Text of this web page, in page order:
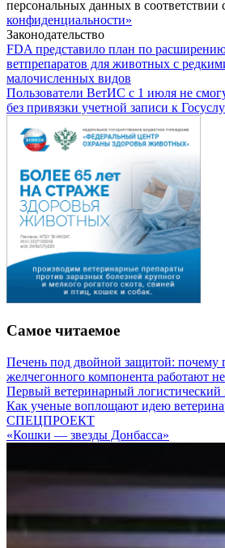
персональных данных в соответствии
конфиденциальности»
Законодательство
FDA представило план по
ветпрепаратов для животных с
малочисленных видов
Пользователи ВетИС с 1 июля не
без привязки учетной записи к
Самое читаемое
Печень под двойной защитой: почему
желчегонного компонента работают
Первый ветеринарный логистический
Как ученые воплощают идею
СПЕЦПРОЕКТ
«Кошки — звезды Донбасса»